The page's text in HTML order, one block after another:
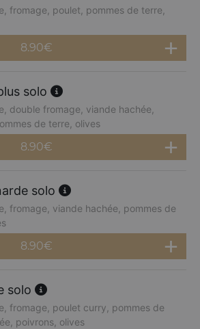
fromage, poulet, pommes de terre,
8.90€
solo
double fromage, viande hachée,
de terre, olives
8.90€
solo
fromage, viande hachée, pommes de
8.90€
solo
fromage, poulet curry, pommes de
poivrons, olives